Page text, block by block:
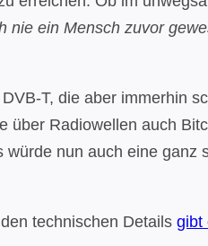
nie ein Mensch zuvor
T, die aber immerhin
über Radiowellen auch
nun auch eine ganz
technischen Detailsgibt